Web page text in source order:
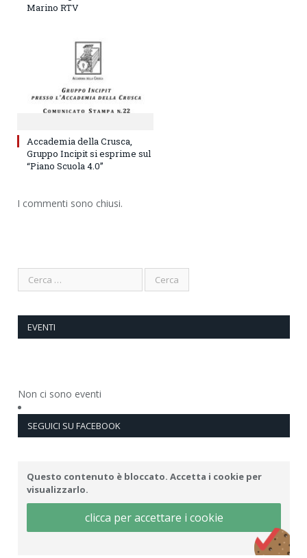
Marino RTV
Accademia della Crusca,
Gruppo Incipit si esprime sul
“Piano Scuola 4.0”
I commenti sono chiusi.
EVENTI
Non ci sono eventi
SEGUICI SU FACEBOOK
Questo contenuto è bloccato. Accetta i cookie per
visualizzarlo.
clicca per accettare i cookie